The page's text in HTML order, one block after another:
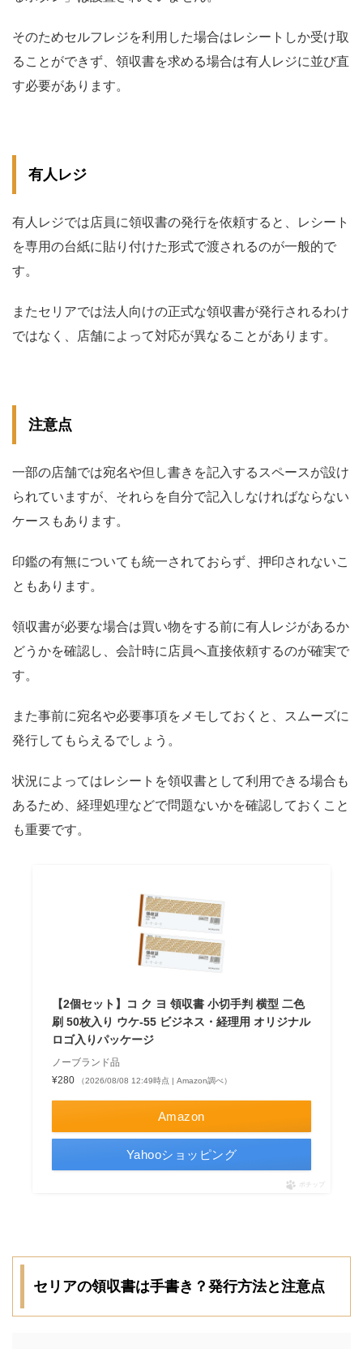
そのためセルフレジを利用した場合はレシートしか受け取
ることができず、領収書を求める場合は有人レジに並び直
す必要があります。
有人レジ
有人レジでは店員に領収書の発行を依頼すると、レシート
を専用の台紙に貼り付けた形式で渡されるのが一般的で
す。
またセリアでは法人向けの正式な領収書が発行されるわけ
ではなく、店舗によって対応が異なることがあります。
注意点
一部の店舗では宛名や但し書きを記入するスペースが設け
られていますが、それらを自分で記入しなければならない
ケースもあります。
印鑑の有無についても統一されておらず、押印されないこ
ともあります。
領収書が必要な場合は買い物をする前に有人レジがあるか
どうかを確認し、会計時に店員へ直接依頼するのが確実で
す。
また事前に宛名や必要事項をメモしておくと、スムーズに
発行してもらえるでしょう。
状況によってはレシートを領収書として利用できる場合も
あるため、経理処理などで問題ないかを確認しておくこと
も重要です。
【2個セット】コ ク ヨ 領収書 小切手判 横型 二色
刷 50枚入り ウケ-55 ︎ビジネス・経理用 オリジナル
ロゴ入りパッケージ
ノーブランド品
¥280
（2026/08/08 12:49時点 | Amazon調べ）
Amazon
Yahooショッピング
ポチップ
セリアの領収書は手書き？発行方法と注意点